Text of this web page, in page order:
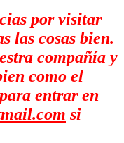
por visitar
las cosas bien.
compañía y
como el
entrar en
si